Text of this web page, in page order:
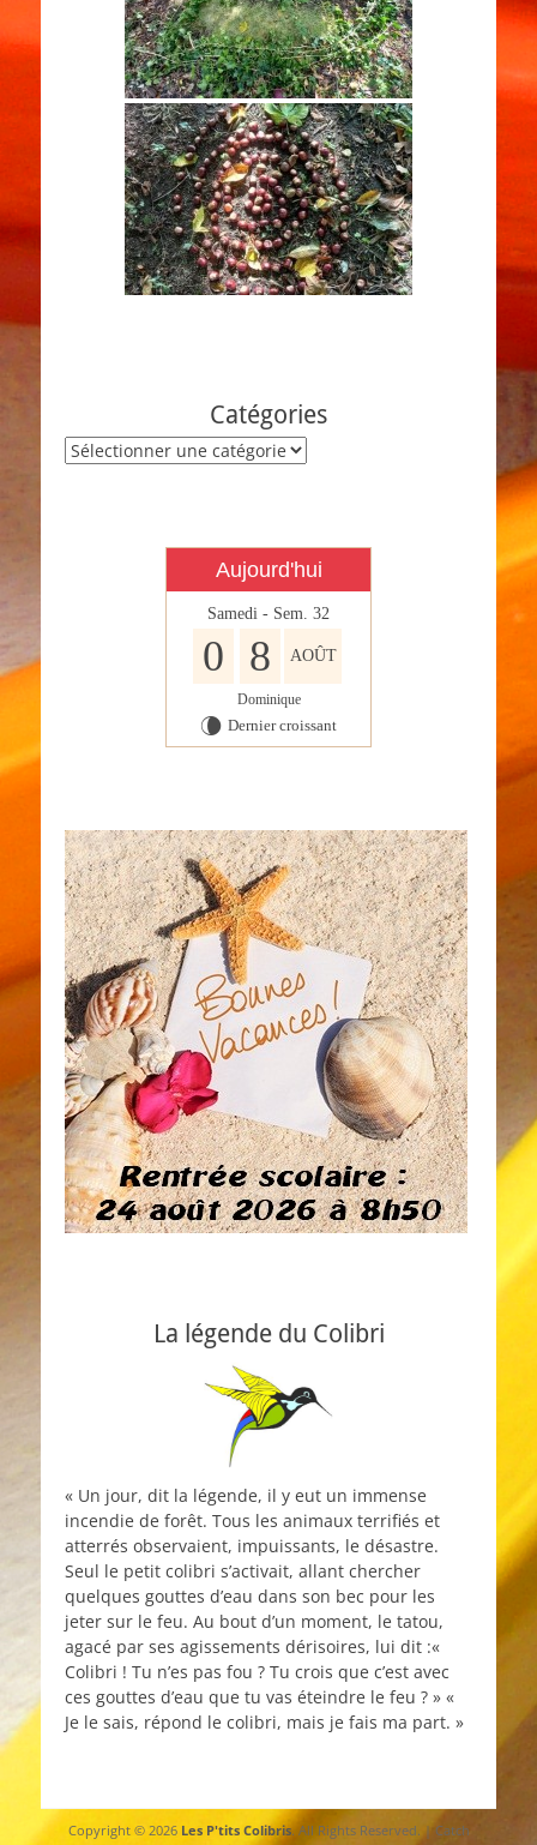
Catégories
Catégories
Aujourd'hui
Samedi - Sem. 32
0 8 AOÛT
Dominique
V Dernier croissant
La légende du Colibri
« Un jour, dit la légende, il y eut un immense
incendie de forêt. Tous les animaux terrifiés et
atterrés observaient, impuissants, le désastre.
Seul le petit colibri s’activait, allant chercher
quelques gouttes d’eau dans son bec pour les
jeter sur le feu. Au bout d’un moment, le tatou,
agacé par ses agissements dérisoires, lui dit :«
Colibri ! Tu n’es pas fou ? Tu crois que c’est avec
ces gouttes d’eau que tu vas éteindre le feu ? » «
Je le sais, répond le colibri, mais je fais ma part. »
Copyright © 2026 Les P'tits Colibris. All Rights Reserved. | Catch